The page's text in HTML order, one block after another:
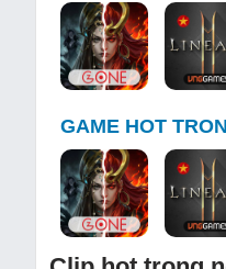
GAME HOT